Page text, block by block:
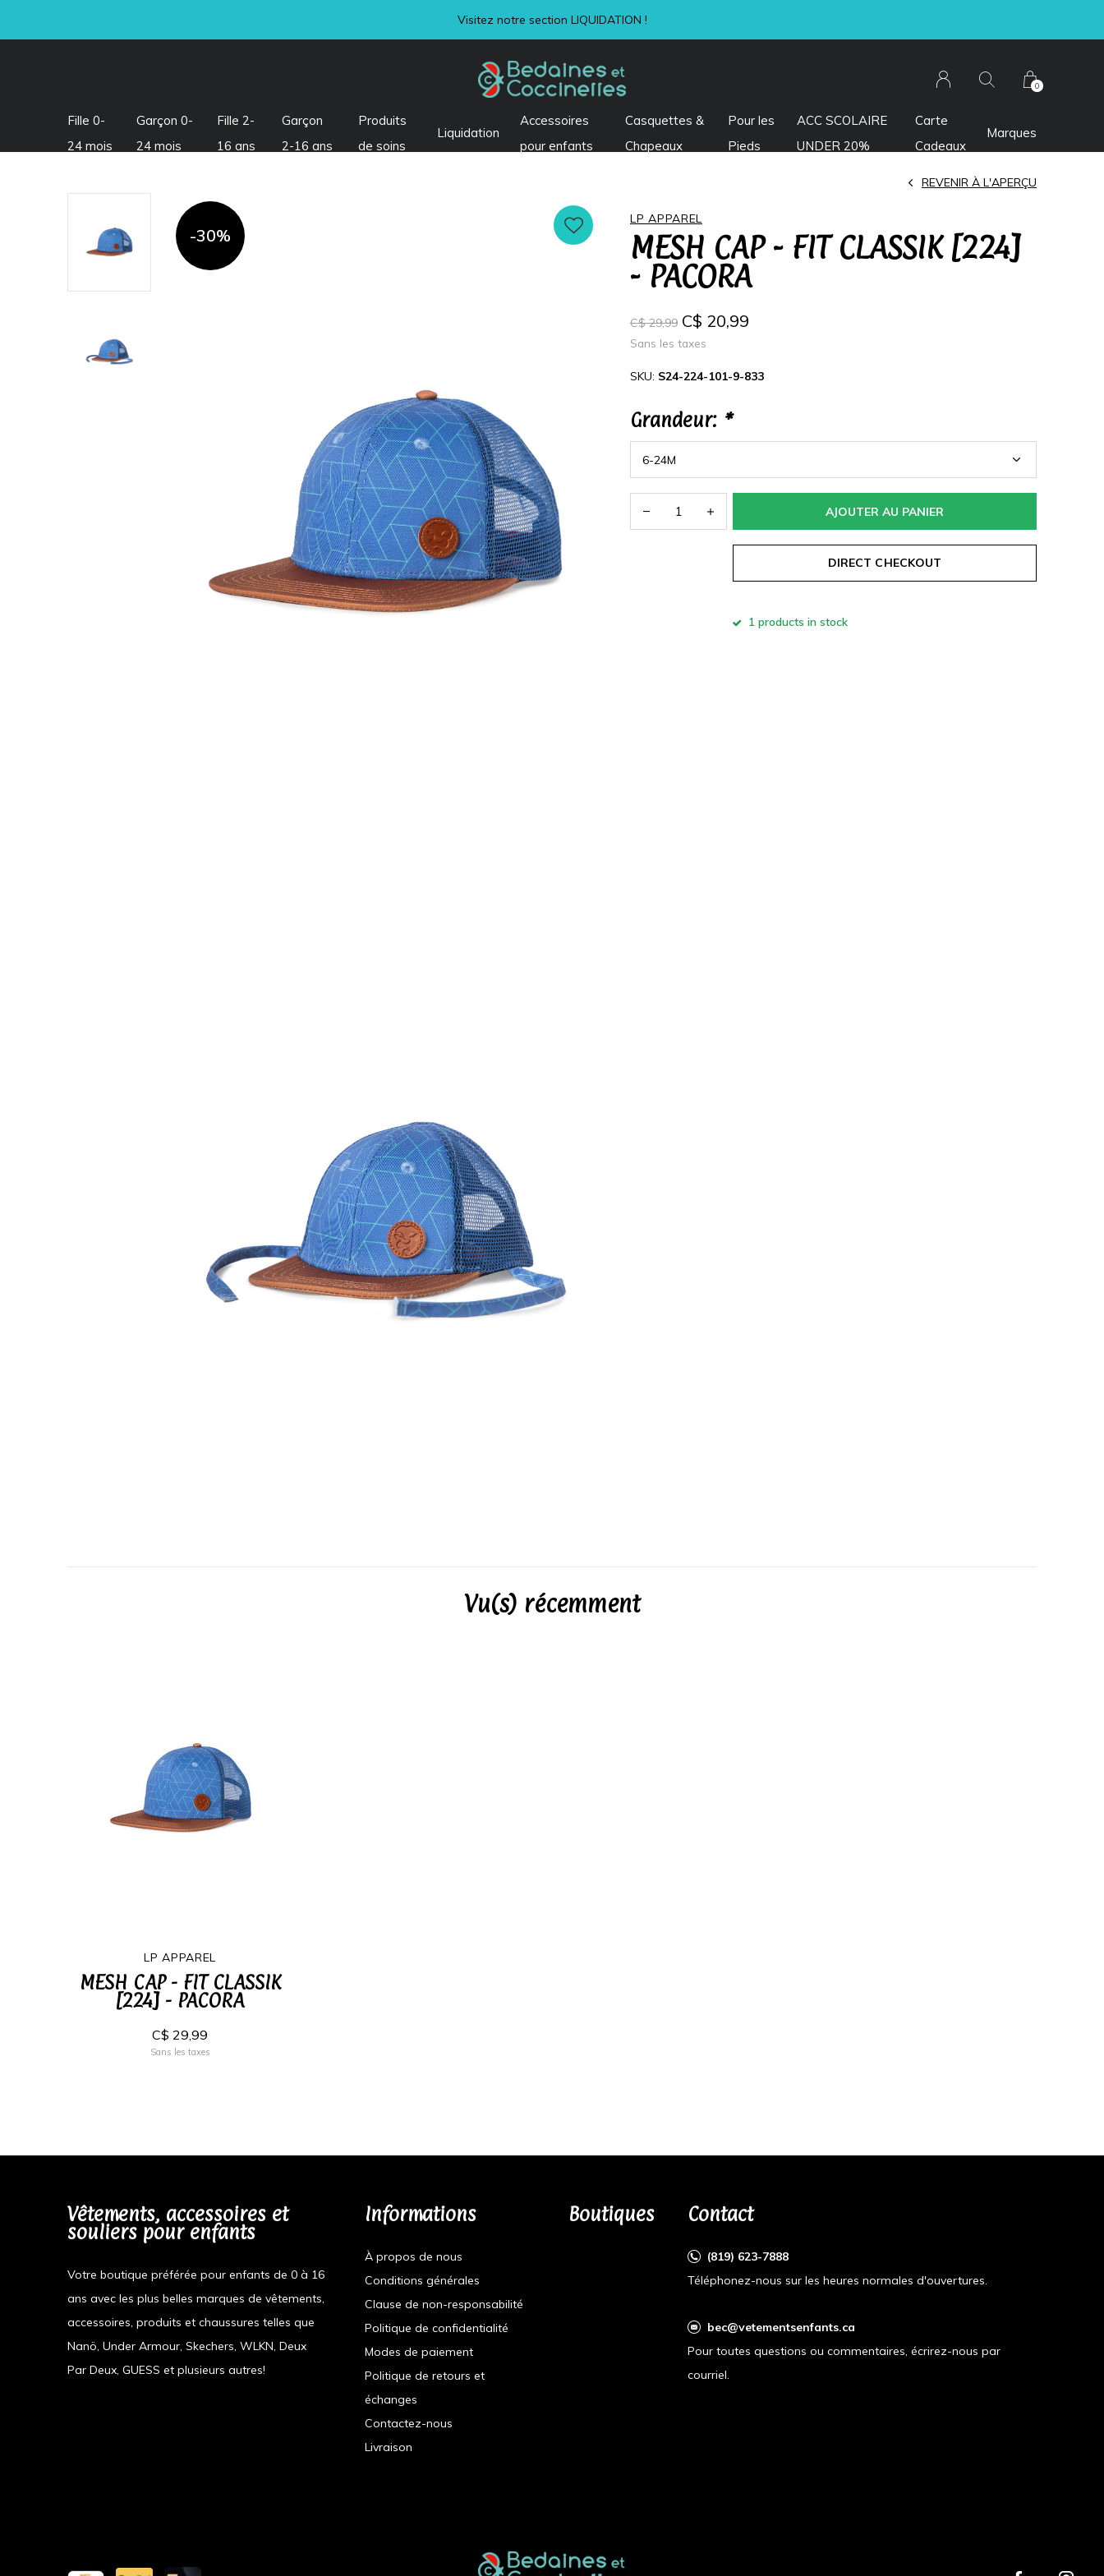
Fille 0-
24 mois
Garçon 0-
24 mois
Fille 2-
16 ans
Garçon
2-16 ans
Produits
de soins
Liquidation
Accessoires
pour enfants
Casquettes &
Chapeaux
Pour les
Pieds
ACC SCOLAIRE
UNDER 20%
Carte
Cadeaux
Marques
0
Visitez notre section LIQUIDATION !
-30%
LP APPAREL
MESH CAP - FIT CLASSIK [224]
- PACORA
REVENIR À L'APERÇU
C$ 29,99 C$ 20,99
Sans les taxes
SKU: S24-224-101-9-833
Grandeur: *
AJOUTER AU PANIER
DIRECT CHECKOUT
1 products in stock
Vu(s) récemment
LP APPAREL
MESH CAP - FIT CLASSIK
[224] - PACORA
C$ 29,99
Sans les taxes
Vêtements, accessoires et
souliers pour enfants
Votre boutique préférée pour enfants de 0 à 16
ans avec les plus belles marques de vêtements,
accessoires, produits et chaussures telles que
Nanö, Under Armour, Skechers, WLKN, Deux
Par Deux, GUESS et plusieurs autres!
Informations
À propos de nous
Conditions générales
Clause de non-responsabilité
Politique de confidentialité
Modes de paiement
Politique de retours et
échanges
Contactez-nous
Livraison
Boutiques Contact
(819) 623-7888
Téléphonez-nous sur les heures normales d'ouvertures.
bec@vetementsenfants.ca
Pour toutes questions ou commentaires, écrirez-nous par
courriel.